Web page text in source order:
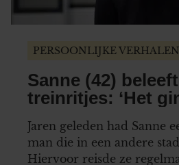
PERSOONLIJKE VERHALEN
Sanne (42)
treinritjes: ‘Het
meer vanzelf’
Jaren geleden had Sanne
man die in een andere
Hiervoor reisde ze